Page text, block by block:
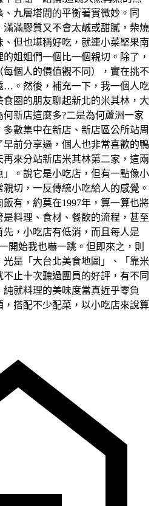
九層塔間的平衡著實微妙。同
滿膠質又不會太鹹或甜膩，柴燒
但也堪稱好吃，就連小菜埾果南
姐姐們一個比一個親切。除了，
個人的價值觀不同），實在挑不
…。然後，補充一下，我一個人吃
圈的朋友聊起新北的米其林，大
新店這麼多?二是為何蘆洲一家
數集中在新店、新店區公所站周
前分享過，個人也非常喜歡的鴨
再來分站新店米其林第二家，這兩
。說它是小吃店，但有一點像小
切，一反傳統小吃給人的感覺。
有，約莫在1997年，算一算也將
料理、食材、餐飲的流程，甚至
，小吃店有低消，而且每人是
開始我也嚇一跳。但即來之，則
是「大台北美食地圖」、「靠米
止十次聽過團員的好評，有不同
就料理的美味度當真近乎零負
搭配不少配菜，以小吃店來說算